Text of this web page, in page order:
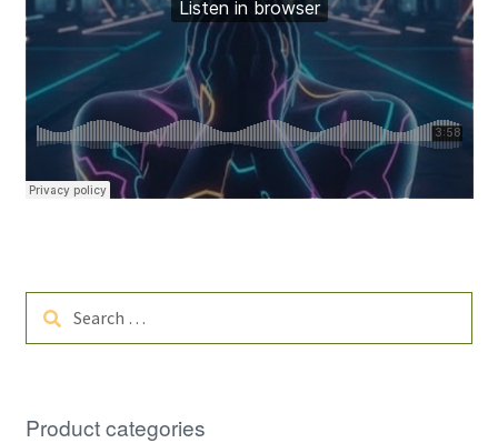
for:
Product categories